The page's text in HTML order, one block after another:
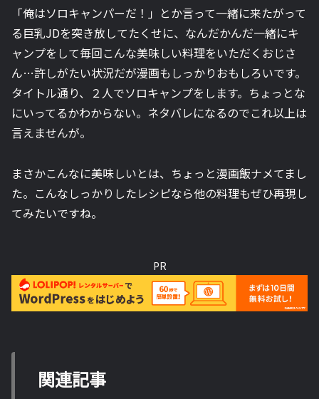
「俺はソロキャンパーだ！」とか言って一緒に来たがって
る巨乳JDを突き放してたくせに、なんだかんだ一緒にキ
ャンプをして毎回こんな美味しい料理をいただくおじさ
ん…許しがたい状況だが漫画もしっかりおもしろいです。
タイトル通り、２人でソロキャンプをします。ちょっとな
にいってるかわからない。ネタバレになるのでこれ以上は
言えませんが。
まさかこんなに美味しいとは、ちょっと漫画飯ナメてまし
た。こんなしっかりしたレシピなら他の料理もぜひ再現し
てみたいですね。
PR
関連記事